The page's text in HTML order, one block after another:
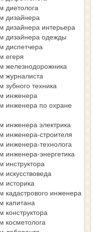
диетолога
дизайнера
дизайнера интерьера
дизайнера одежды
диспетчера
егеря
железнодорожника
журналиста
зубного техника
инженера
инженера по охране
инженера электрика
инженера-строителя
инженера-технолога
инженера-энергетика
инструктора
искусствоведа
историка
кадастрового инженера
капитана
конструктора
косметолога